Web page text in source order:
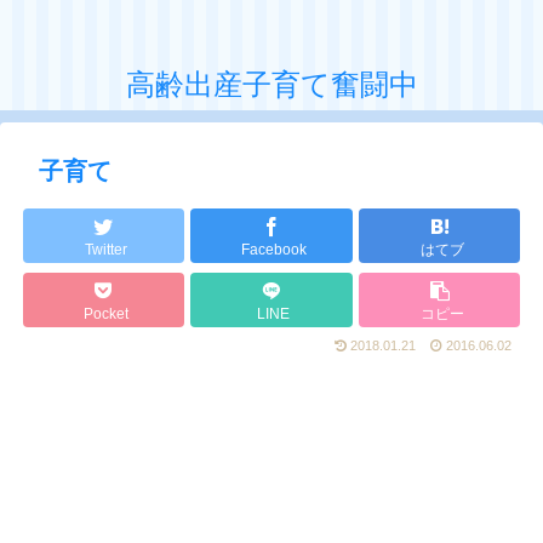
高齢出産子育て奮闘中
子育て
Twitter Facebook はてブ
Pocket LINE コピー
2018.01.21 2016.06.02